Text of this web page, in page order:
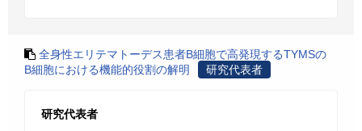
全身性エリテマトーデス患者B細胞で高発現するTYMSの
B細胞における機能的役割の解明
研究代表者
研究代表者